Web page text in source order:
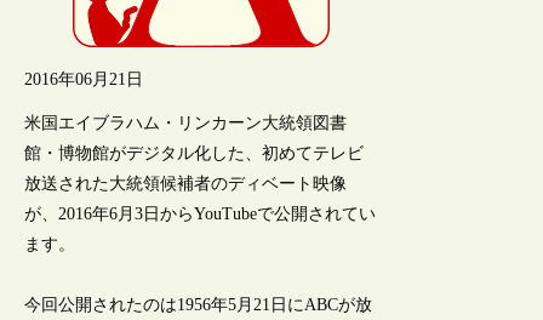
2016年06月21日
米国エイブラハム・リンカーン大統領図書
館・博物館がデジタル化した、初めてテレビ
放送された大統領候補者のディベート映像
が、2016年6月3日からYouTubeで公開されてい
ます。
今回公開されたのは1956年5月21日にABCが放